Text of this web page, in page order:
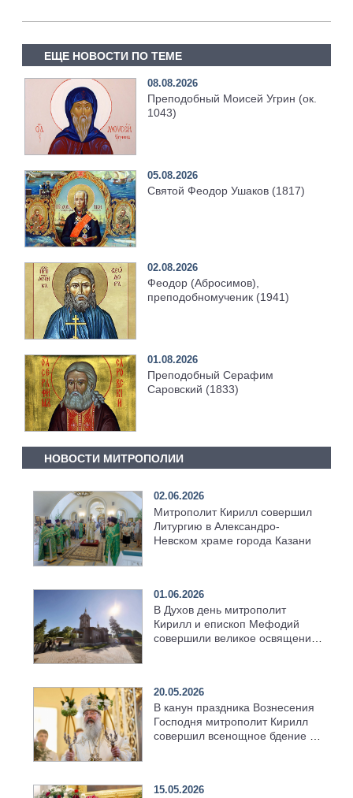
ЕЩЕ НОВОСТИ ПО ТЕМЕ
08.08.2026
Преподобный Моисей Угрин (ок.
1043)
05.08.2026
Святой Феодор Ушаков (1817)
02.08.2026
Феодор (Абросимов),
преподобномученик (1941)
01.08.2026
Преподобный Серафим
Саровский (1833)
НОВОСТИ МИТРОПОЛИИ
02.06.2026
Митрополит Кирилл совершил
Литургию в Александро-
Невском храме города Казани
01.06.2026
В Духов день митрополит
Кирилл и епископ Мефодий
совершили великое освящение
20.05.2026
В канун праздника Вознесения
Господня митрополит Кирилл
совершил всенощное бдение в
15.05.2026